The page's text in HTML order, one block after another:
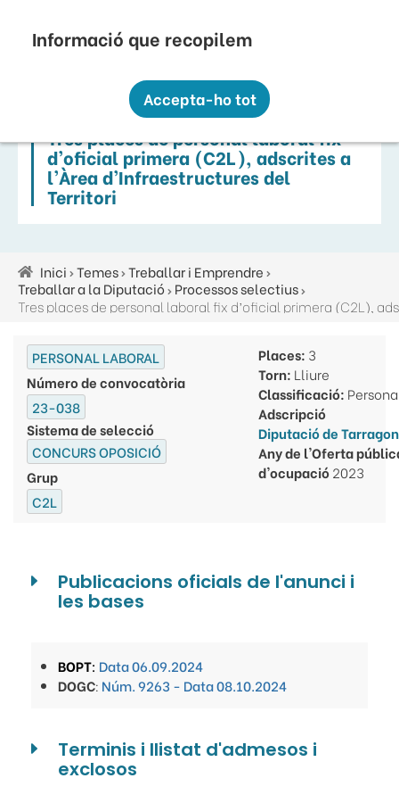
contingut
Tres places de personal laboral fix
d’oficial primera (C2L), adscrites a
l’Àrea d’Infraestructures del
Territori
d'ariadna
Inici Temes Treballar i Emprendre
Treballar a la Diputació Processos selectius
PERSONAL LABORAL
Número de convocatòria
23-038
Sistema de selecció
CONCURS OPOSICIÓ
Grup
C2L
Places: 3
Torn: Lliure
Classificació:
Adscripció
Diputació de
Any de l'Oferta
d'ocupació2023
Publicacions oficials de l'anunci i
les bases
BOPT: Data 06.09.2024
DOGC: Núm. 9263 - Data 08.10.2024
Terminis i llistat d'admesos i
exclosos
personal amb les següents finalitats:
Funcionalitat, Analítica.
Més informació
Canviar preferències
Accepta-ho tot